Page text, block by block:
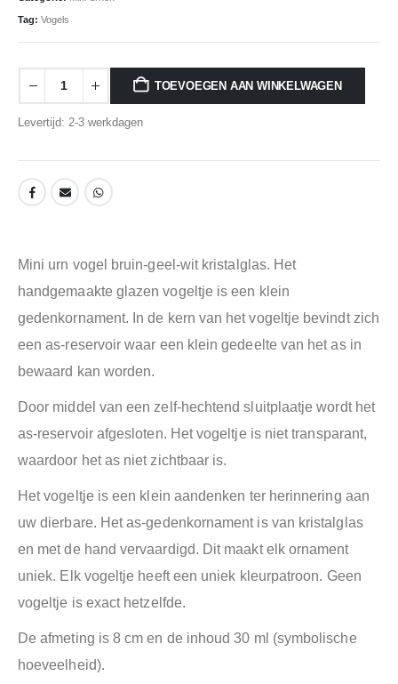
Tag: Vogels
TOEVOEGEN AAN WINKELWAGEN
Levertijd: 2-3 werkdagen
Mini urn vogel bruin-geel-wit kristalglas. Het
handgemaakte glazen vogeltje is een klein
gedenkornament. In de kern van het vogeltje bevindt zich
een as-reservoir waar een klein gedeelte van het as in
bewaard kan worden.
Door middel van een zelf-hechtend sluitplaatje wordt het
as-reservoir afgesloten. Het vogeltje is niet transparant,
waardoor het as niet zichtbaar is.
Het vogeltje is een klein aandenken ter herinnering aan
uw dierbare. Het as-gedenkornament is van kristalglas
en met de hand vervaardigd. Dit maakt elk ornament
uniek. Elk vogeltje heeft een uniek kleurpatroon. Geen
vogeltje is exact hetzelfde.
De afmeting is 8 cm en de inhoud 30 ml (symbolische
hoeveelheid).